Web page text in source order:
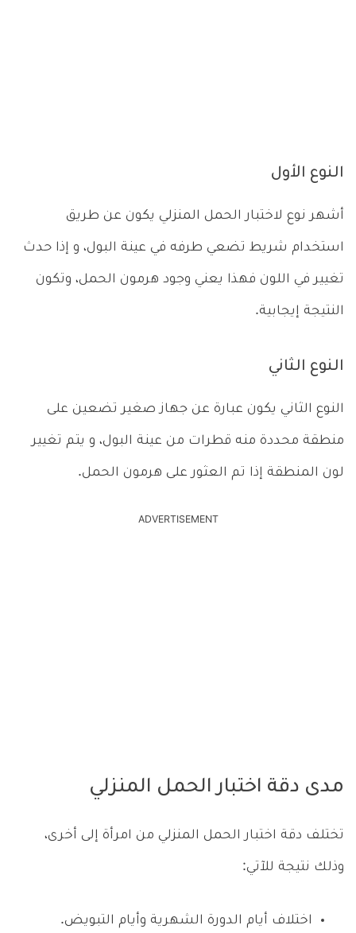
النوع الأول
أشهر نوع لاختبار الحمل المنزلي يكون عن طريق
استخدام شريط تضعي طرفه في عينة البول، و إذا حدث
تغيير في اللون فهذا يعني وجود هرمون الحمل، وتكون
النتيجة إيجابية.
النوع الثاني
النوع الثاني يكون عبارة عن جهاز صغير تضعين على
منطقة محددة منه قطرات من عينة البول، و يتم تغيير
لون المنطقة إذا تم العثور على هرمون الحمل.
ADVERTISEMENT
مدى دقة اختبار الحمل المنزلي
تختلف دقة اختبار الحمل المنزلي من امرأة إلى أخرى،
وذلك نتيجة للآتي:
اختلاف أيام الدورة الشهرية وأيام التبويض.